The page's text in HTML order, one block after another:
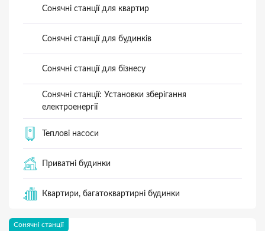
Сонячні станції для квартир
Сонячні станції для будинків
Сонячні станції для бізнесу
Сонячні станції: Установки зберігання
електроенергії
Теплові насоси
Приватні будинки
Квартири, багатоквартирні будинки
Сонячні станції